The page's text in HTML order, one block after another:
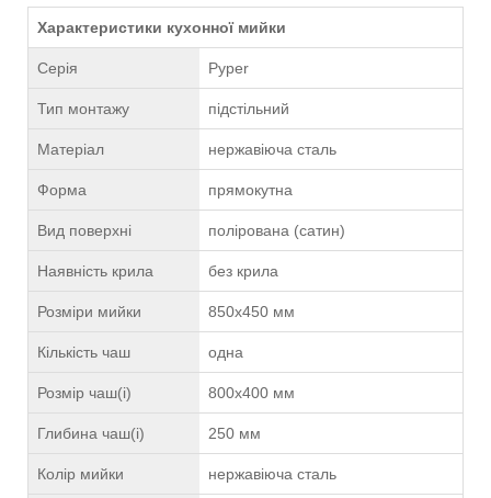
Характеристики кухонної мийки
Серія Pyper
Тип монтажу підстільний
Матеріал нержавіюча сталь
Форма прямокутна
Вид поверхні полірована (сатин)
Наявність крила без крила
Розміри мийки 850х450 мм
Кількість чаш одна
Розмір чаш(і) 800х400 мм
Глибина чаш(і) 250 мм
Колір мийки нержавіюча сталь